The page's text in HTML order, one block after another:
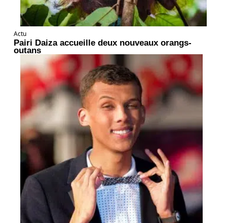
Actu
Pairi Daiza accueille deux nouveaux orangs-
outans